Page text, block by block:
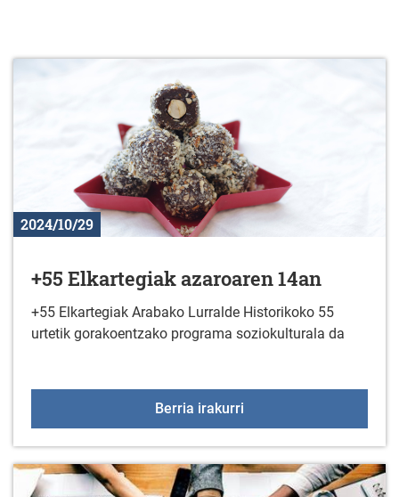
2024/10/29
+55 Elkartegiak azaroaren 14an
+55 Elkartegiak Arabako Lurralde Historikoko 55
urtetik gorakoentzako programa soziokulturala da
Berria irakurri